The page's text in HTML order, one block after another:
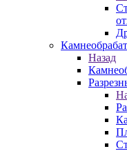
Назад